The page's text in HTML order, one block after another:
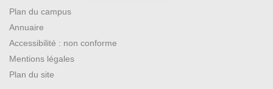
Plan du campus
Annuaire
Accessibilité : non conforme
Mentions légales
Plan du site